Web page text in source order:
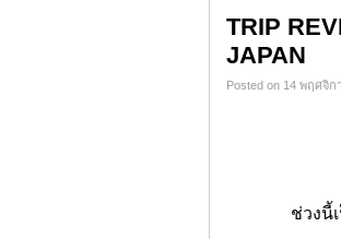
TRIP
JAPAN
Posted on 14 พฤศจิก
ช่วงนี้